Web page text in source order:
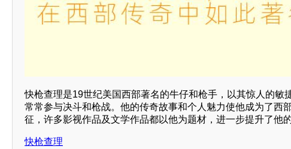
快枪查理是19世纪美国西部著名的牛仔和枪手，以其惊人的敏
常常参与决斗和枪战。他的传奇故事和个人魅力使他成为了西
征，许多影视作品及文学作品都以他为题材，进一步提升了他的
快枪查理